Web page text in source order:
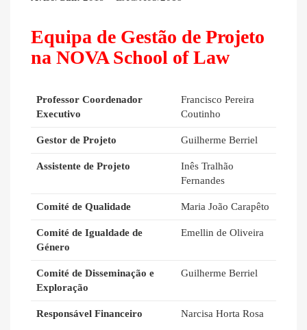
Equipa de Gestão de Projeto
na NOVA School of Law
Professor Coordenador
Executivo
Francisco Pereira
Coutinho
Gestor de Projeto Guilherme Berriel
Assistente de Projeto
Inês Tralhão
Fernandes
Comité de Qualidade Maria João Carapêto
Comité de Igualdade de
Género
Emellin de Oliveira
Comité de Disseminação e
Exploração
Guilherme Berriel
Responsável Financeiro Narcisa Horta Rosa